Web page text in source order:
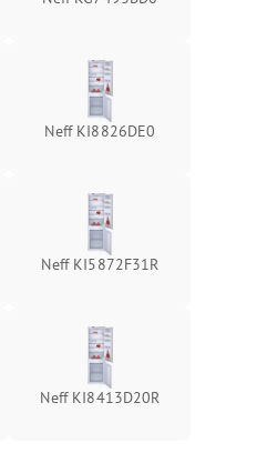
Neff KI8826DE0
Neff KI5872F31R
Neff KI8413D20R